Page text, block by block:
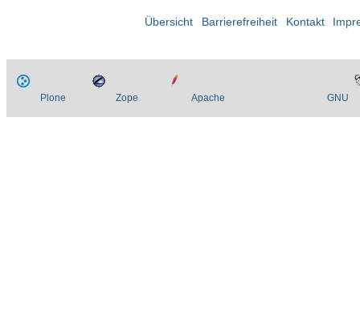
Übersicht Barrierefreiheit Kontakt
Plone Zope Apache GNU